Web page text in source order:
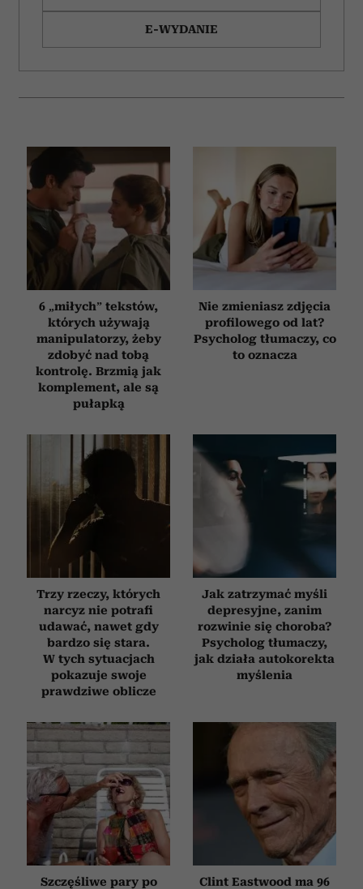
E-WYDANIE
6 „miłych” tekstów,
których używają
manipulatorzy, żeby
zdobyć nad tobą
kontrolę. Brzmią jak
komplement, ale są
pułapką
Nie zmieniasz zdjęcia
profilowego od lat?
Psycholog tłumaczy, co
to oznacza
Trzy rzeczy, których
narcyz nie potrafi
udawać, nawet gdy
bardzo się stara.
W tych sytuacjach
pokazuje swoje
prawdziwe oblicze
Jak zatrzymać myśli
depresyjne, zanim
rozwinie się choroba?
Psycholog tłumaczy,
jak działa autokorekta
myślenia
Szczęśliwe pary po Clint Eastwood ma 96